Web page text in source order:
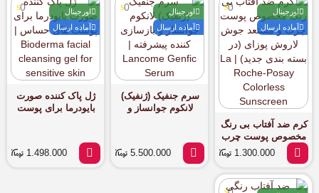
اورجینال
آماده ارسال
0
کرم ضد آفتاب بی رنگ
مخصوص پوست چرب
و مستعد جوش لاروش
پوزای (در بسته بندی
جدید) | La Roche-
Posay Colorless
1.300.000
اورجینال
آماده ارسال
0
سرم جنفیک (ژنفیک)
لانکوم جوانساز و
Genfic Serum
5.500.000
اورجینال
آماده ارسال
0
ژل پاک کننده صورت
بایودرما برای پوست
cleansing gel for
sensitive skin
1.498.000